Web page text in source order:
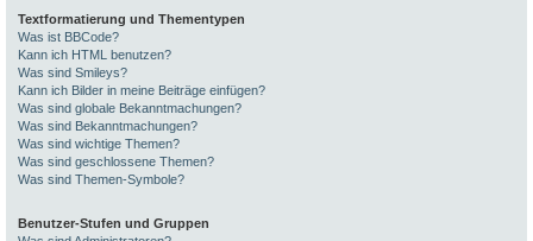
Textformatierung und Thementypen
Was ist BBCode?
Kann ich HTML benutzen?
Was sind Smileys?
Kann ich Bilder in meine Beiträge einfügen?
Was sind globale Bekanntmachungen?
Was sind Bekanntmachungen?
Was sind wichtige Themen?
Was sind geschlossene Themen?
Was sind Themen-Symbole?
Benutzer-Stufen und Gruppen